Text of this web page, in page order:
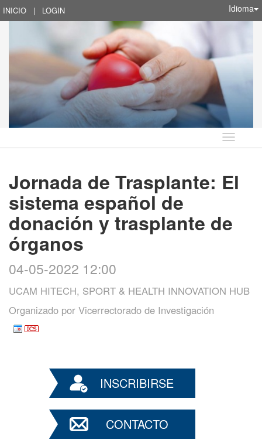
INICIO | LOGIN Idioma
Idioma
Jornada de Trasplante: El
sistema español de
donación y trasplante de
órganos
04-05-2022 12:00
UCAM HITECH, SPORT & HEALTH INNOVATION HUB
Organizado por Vicerrectorado de Investigación
INSCRIBIRSE
CONTACTO